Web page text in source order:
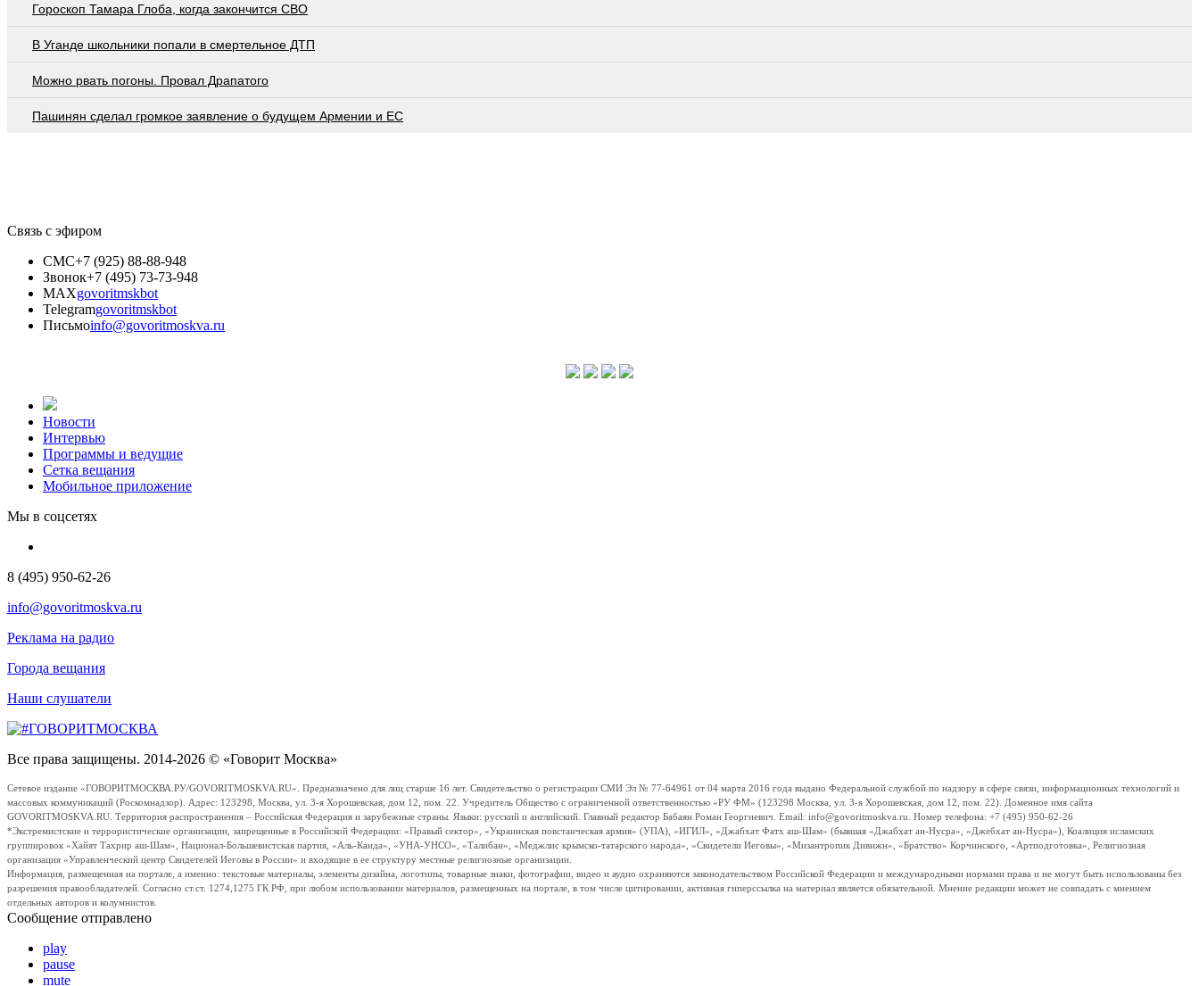
Гороскоп Тамара Глоба, когда закончится СВО
В Уганде школьники попали в смертельное ДТП
Можно рвать погоны. Провал Драпатого
Пашинян сделал громкое заявление о будущем Армении и ЕС
Связь с эфиром
СМС+7 (925) 88-88-948
Звонок+7 (495) 73-73-948
MAXgovoritmskbot
Telegramgovoritmskbot
Письмоinfo@govoritmoskva.ru
Новости
Интервью
Программы и ведущие
Сетка вещания
Мобильное приложение
Мы в соцсетях
8 (495) 950-62-26
info@govoritmoskva.ru
Реклама на радио
Города вещания
Наши слушатели
Все права защищены. 2014-2026 © «Говорит Москва»
Сетевое издание «ГОВОРИТМОСКВА.РУ/GOVORITMOSKVA.RU». Предназначено для лиц старше 16 лет. Свидетельство о регистрации СМИ Эл № 77-64961 от 04 марта 2016 года выдано Федеральной службой по надзору в сфере связи, информационных технологий и
массовых коммуникаций (Роскомнадзор). Адрес: 123298, Москва, ул. 3-я Хорошевская, дом 12, пом. 22. Учредитель Общество с ограниченной ответственностью «РУ ФМ» (123298 Москва, ул. 3-я Хорошевская, дом 12, пом. 22). Доменное имя сайта
GOVORITMOSKVA.RU. Территория распространения – Российская Федерация и зарубежные страны. Языки: русский и английский. Главный редактор Бабаян Роман Георгиевич. Email: info@govoritmoskva.ru. Номер телефона: +7 (495) 950-62-26
*Экстремистские и террористические организации, запрещенные в Российской Федерации: «Правый сектор», «Украинская повстанческая армия» (УПА), «ИГИЛ», «Джабхат Фатх аш-Шам» (бывшая «Джабхат ан-Нусра», «Джебхат ан-Нусра»), Коалиция исламских
группировок «Хайят Тахрир аш-Шам», Национал-Большевистская партия, «Аль-Каида», «УНА-УНСО», «Талибан», «Меджлис крымско-татарского народа», «Свидетели Иеговы», «Мизантропик Дивижн», «Братство» Корчинского, «Артподготовка», Религиозная
организация «Управленческий центр Свидетелей Иеговы в России» и входящие в ее структуру местные религиозные организации.
Информация, размещенная на портале, а именно: текстовые материалы, элементы дизайна, логотипы, товарные знаки, фотографии, видео и аудио охраняются законодательством Российской Федерации и международными нормами права и не могут быть использованы без
разрешения правообладателей. Согласно ст.ст. 1274,1275 ГК РФ, при любом использовании материалов, размещенных на портале, в том числе цитировании, активная гиперссылка на материал является обязательной. Мнение редакции может не совпадать с мнением
отдельных авторов и колумнистов.
Сообщение отправлено
play
pause
mute